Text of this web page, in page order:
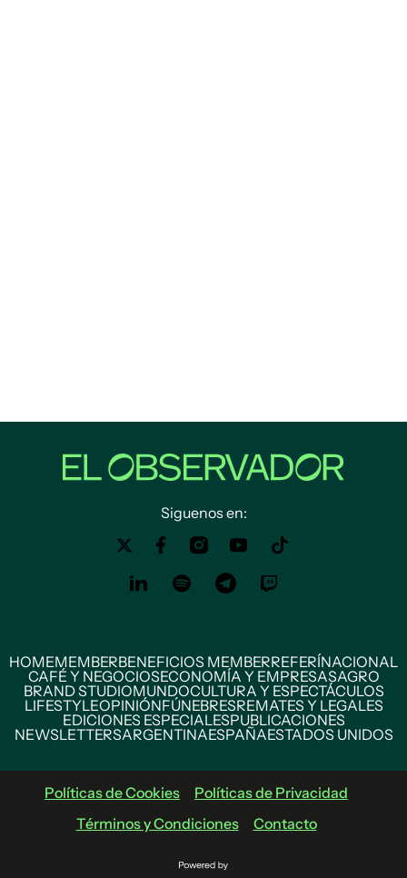
Siguenos en:
HOMEMEMBERBENEFICIOS MEMBERREFERÍNACIONAL
CAFÉ Y NEGOCIOSECONOMÍA Y EMPRESASAGRO
BRAND STUDIOMUNDOCULTURA Y ESPECTÁCULOS
LIFESTYLEOPINIÓNFÚNEBRESREMATES Y LEGALES
EDICIONES ESPECIALESPUBLICACIONES
NEWSLETTERSARGENTINAESPAÑAESTADOS UNIDOS
Políticas de Cookies
Políticas de Privacidad
Términos y Condiciones
Contacto